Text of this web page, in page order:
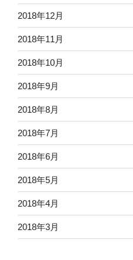
2018年12月
2018年11月
2018年10月
2018年9月
2018年8月
2018年7月
2018年6月
2018年5月
2018年4月
2018年3月